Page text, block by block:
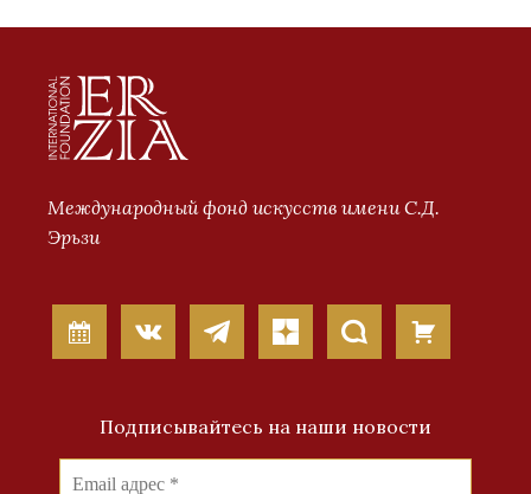
Международный фонд искусств имени С.Д.
Эрьзи
Подписывайтесь на наши новости